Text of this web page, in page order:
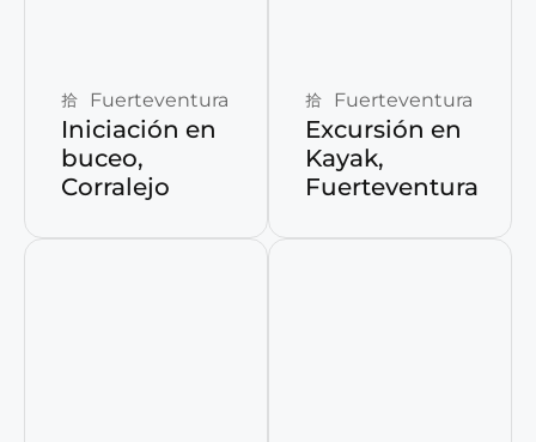
Fuerteventura
Iniciación en
buceo,
Corralejo
Fuerteventura
Excursión en
Kayak,
Fuerteventura